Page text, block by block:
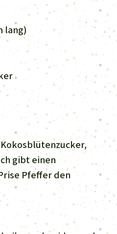
lang)
gibt einen
Pfeffer den